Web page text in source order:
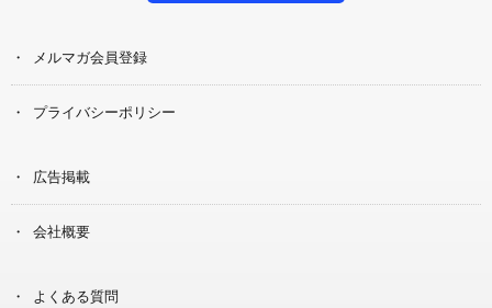
メルマガ会員登録
プライバシーポリシー
広告掲載
会社概要
よくある質問